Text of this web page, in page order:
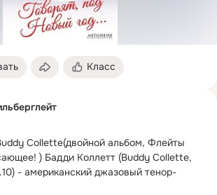
Класс
Collette(двойной альбом, Флейты
) Бадди Коллетт (Buddy Collette,
- американский джазовый тенор-
кларнетист.